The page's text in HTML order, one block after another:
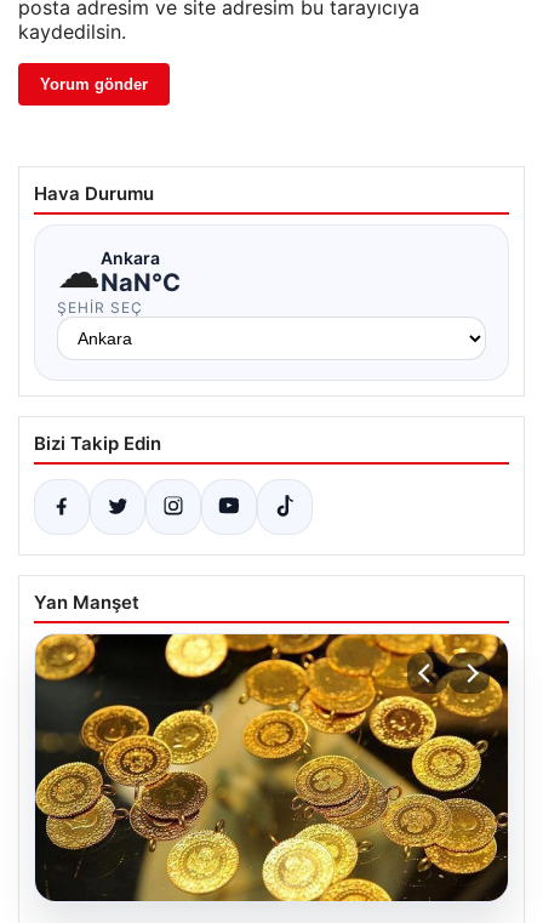
posta adresim ve site adresim bu tarayıcıya
kaydedilsin.
Hava Durumu
☁Ankara
NaN°C
ŞEHIR SEÇ
Bizi Takip Edin
Yan Manşet